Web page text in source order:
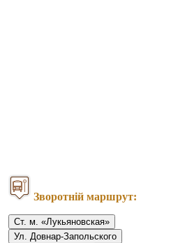
Зворотній маршрут:
Ст. м. «Лукьяновская»
Ул. Довнар-Запольского